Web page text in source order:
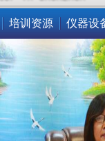
培训资源 仪器设